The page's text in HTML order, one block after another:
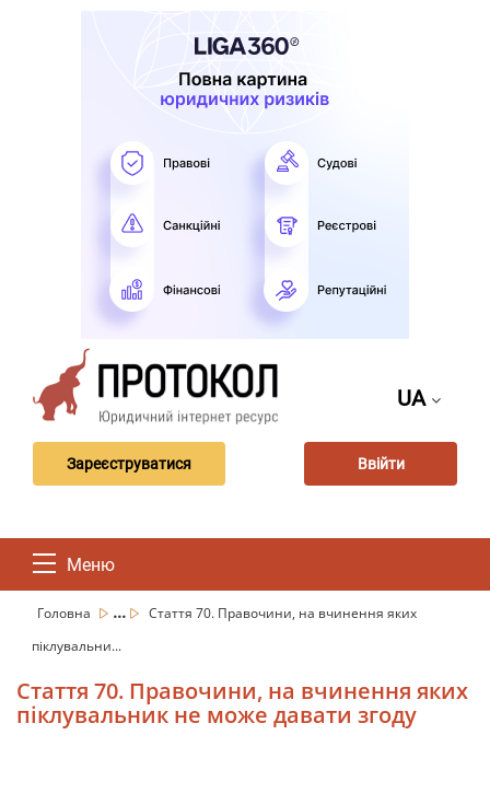
UA
Зареєструватися Ввійти
Меню
Головна ...
Стаття 70. Правочини, на вчинення яких
піклувальни...
Стаття 70. Правочини, на вчинення яких
піклувальник не може давати згоду